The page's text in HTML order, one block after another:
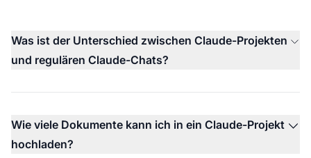
Was ist der Unterschied zwischen Claude-Projekten
und regulären Claude-Chats?
Wie viele Dokumente kann ich in ein Claude-Projekt
hochladen?